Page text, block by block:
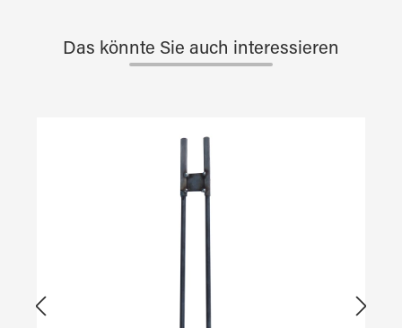
Das könnte Sie auch interessieren